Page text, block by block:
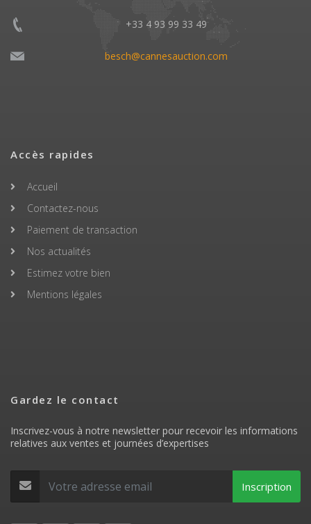
+33 4 93 99 33 49
besch@cannesauction.com
Accès rapides
Accueil
Contactez-nous
Paiement de transaction
Nos actualités
Estimez votre bien
Mentions légales
Gardez le contact
Inscrivez-vous à notre newsletter pour recevoir les informations
relatives aux ventes et journées d’expertises
Inscription